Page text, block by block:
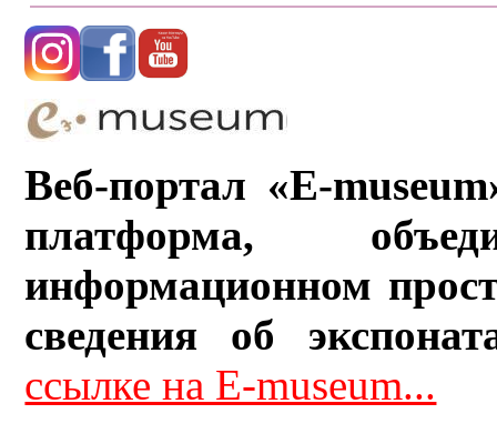
Веб-портал «E-
платформа,
информационном
сведения об
ссылке на E-museum...